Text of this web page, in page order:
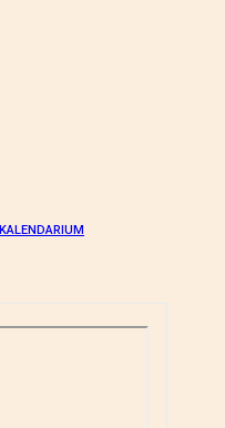
KALENDARIUM